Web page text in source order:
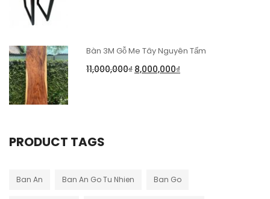
Bàn 3M Gỗ Me Tây Nguyên Tấm
11,000,000₫ 8,000,000₫
PRODUCT TAGS
Ban An Ban An Go Tu Nhien Ban Go